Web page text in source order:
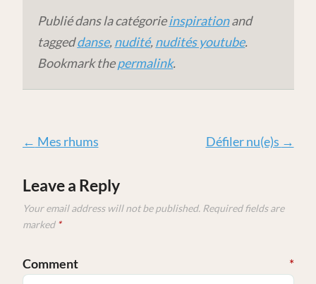
Publié dans la catégorieinspirationand
taggeddanse,nudité,nudités youtube.
Bookmark thepermalink.
← Mes rhums Défiler nu(e)s →
Leave a Reply
Your email address will not be published. Required fields are
marked *
Comment *